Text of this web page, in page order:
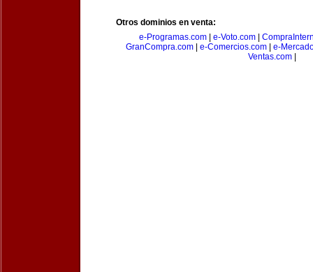
Otros dominios en venta:
e-Programas.com
e-Voto.com
GranCompra.com
e-Comercios.com
e-
Ventas.com|